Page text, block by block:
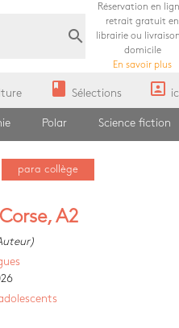
search
Réservation en
retrait gratuit en
librairie ou
domicile
En savoir plus
book Sélections portrait
Polar Science fiction
para collège
A2